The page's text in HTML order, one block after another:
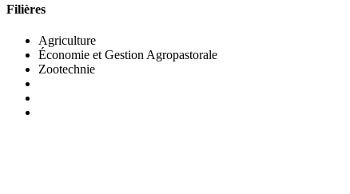
Filières
Agriculture
Économie et Gestion Agropastorale
Zootechnie